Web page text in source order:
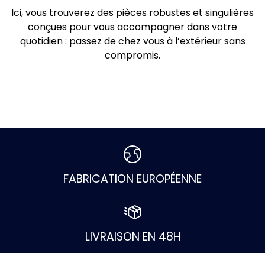
Ici, vous trouverez des pièces robustes et singulières
conçues pour vous accompagner dans votre
quotidien : passez de chez vous à l’extérieur sans
compromis.
FABRICATION EUROPÉENNE
LIVRAISON EN 48H